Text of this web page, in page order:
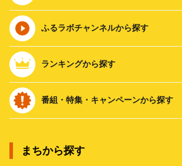
ふるラボチャンネルから探す
ランキングから探す
番組・特集・キャンペーンから探す
まちから探す